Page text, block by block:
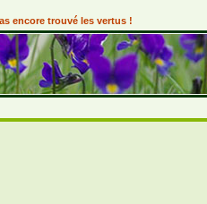
encore trouvé les vertus !